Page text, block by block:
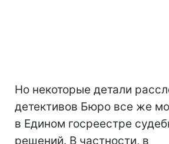
Но некоторые детали
детективов Бюро все же
в Едином госреестре
решений. В частности, в